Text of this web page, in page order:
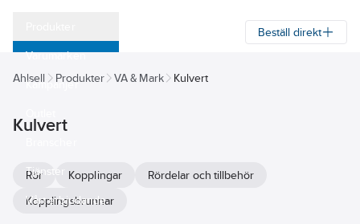
Varumärken
Kampanjer
Tjänster
Vårt erbjudande
Beställ direkt
Ahlsell Produkter VA & Mark Kulvert
Kulvert
Rör Kopplingar
Rördelar och tillbehör
Kopplingsbrunnar